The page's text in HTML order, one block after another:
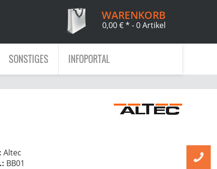
WARENKORB
0,00 € * - 0 Artikel
SONSTIGES INFOPORTAL
Altec
BB01